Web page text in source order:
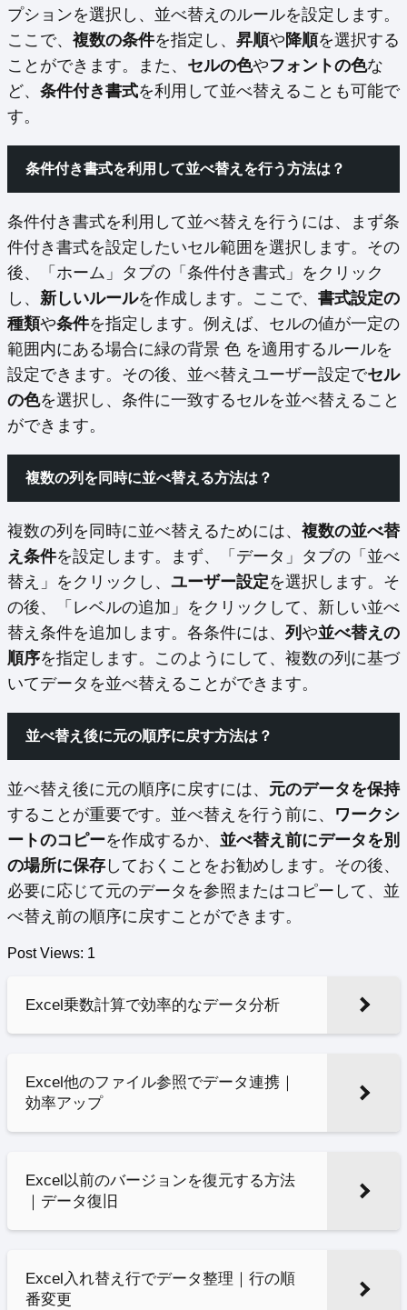
プションを選択し、並べ替えのルールを設定します。
ここで、 複数の条件を指定し、 昇順や 降順を選択する
ことができます。また、 セルの色やフォントの色な
ど、 条件付き書式を利用して並べ替えることも可能で
す。
条件付き書式を利用して並べ替えを行う方法は？
条件付き書式を利用して並べ替えを行うには、まず条
件付き書式を設定したいセル範囲を選択します。その
後、「ホーム」タブの「条件付き書式」をクリック
し、 新しいルールを作成します。ここで、 書式設定の
種類や条件を指定します。例えば、セルの値が一定の
範囲内にある場合に緑の背景 色 を適用するルールを
設定できます。その後、並べ替えユーザー設定でセル
の色を選択し、条件に一致するセルを並べ替えること
ができます。
複数の列を同時に並べ替える方法は？
複数の列を同時に並べ替えるためには、 複数の並べ替
え条件を設定します。まず、「データ」タブの「並べ
替え」をクリックし、 ユーザー設定を選択します。そ
の後、「レベルの追加」をクリックして、新しい並べ
替え条件を追加します。各条件には、 列 や並べ替えの
順序を指定します。このようにして、複数の列に基づ
いてデータを並べ替えることができます。
並べ替え後に元の順序に戻す方法は？
並べ替え後に元の順序に戻すには、 元のデータを保持
することが重要です。並べ替えを行う前に、 ワークシ
ートのコピーを作成するか、 並べ替え前にデータを別
の場所に保存 しておくことをお勧めします。その後、
必要に応じて元のデータを参照またはコピーして、並
べ替え前の順序に戻すことができます。
Post Views: 1
Excel乗数計算で効率的なデータ分析
Excel他のファイル参照でデータ連携｜
効率アップ
Excel以前のバージョンを復元する方法
｜データ復旧
Excel入れ替え行でデータ整理｜行の順
番変更